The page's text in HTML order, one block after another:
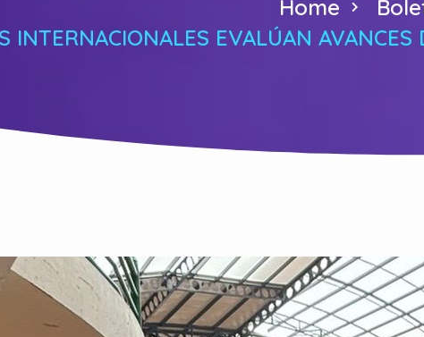
Home
INTERNACIONALES EVALÚAN